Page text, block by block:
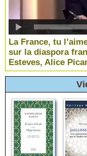
La France, tu
sur la diaspora
Esteves, Alice